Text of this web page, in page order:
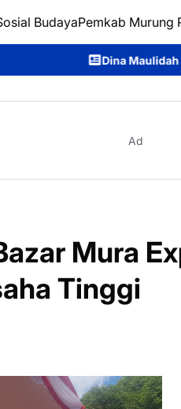
BudayaPemkab Murung
Terpilih Aklamasi
Ad
Mura
Tinggi